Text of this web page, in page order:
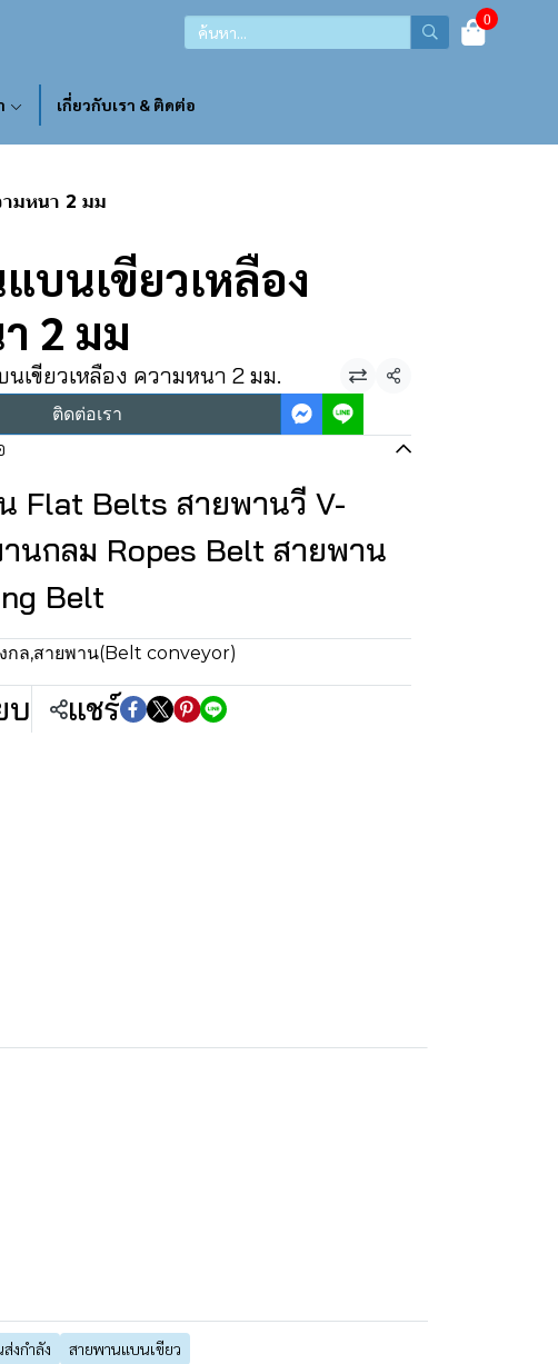
0
เกี่ยวกับเรา & ติดต่อ
ามหนา 2 มม
บนเขียวเหลือง
2 มม
เขียวเหลือง ความหนา 2 มม.
แชร์
ติดต่อเรา
Flat Belts สายพานวี V-
นกลม Ropes Belt สายพาน
Belt
กล,สายพาน(Belt conveyor)
บ แชร์
งกำลัง
สายพานแบนเขียว